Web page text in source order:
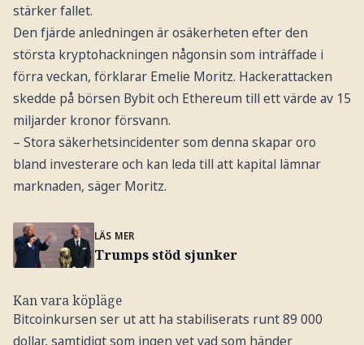
stärker fallet.
Den fjärde anledningen är osäkerheten efter den
största kryptohackningen någonsin som inträffade i
förra veckan, förklarar Emelie Moritz. Hackerattacken
skedde på börsen Bybit och Ethereum till ett värde av 15
miljarder kronor försvann.
– Stora säkerhetsincidenter som denna skapar oro
bland investerare och kan leda till att kapital lämnar
marknaden, säger Moritz.
LÄS MER
Trumps stöd sjunker
Kan vara köpläge
Bitcoinkursen ser ut att ha stabiliserats runt 89 000
dollar, samtidigt som ingen vet vad som händer